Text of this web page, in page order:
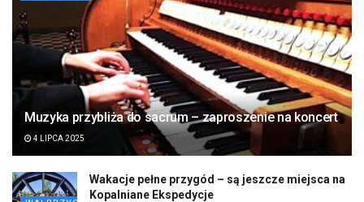
Muzyka przybliża do sacrum – zaproszenie na koncert
4 LIPCA 2025
Wakacje pełne przygód – są jeszcze miejsca na
Kopalniane Ekspedycje